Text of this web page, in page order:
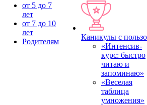
от 5 до 7
лет
от 7 до 10
лет
Родителям
Каникулы с
«Интенсив-
курс: быстро
читаю и
запоминаю»
«Веселая
таблица
умножения»